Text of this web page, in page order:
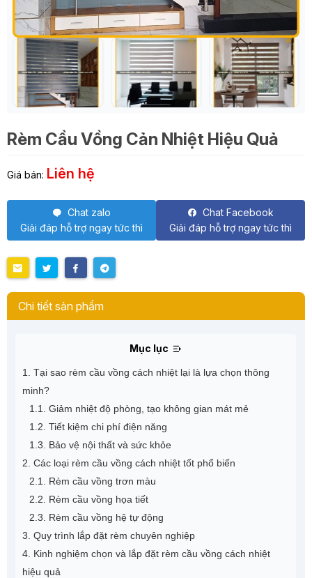
Rèm Cầu Vồng Cản Nhiệt Hiệu Quả
Giá bán: Liên hệ
Chat zalo
Giải đáp hỗ trợ ngay tức thì
Chat Facebook
Giải đáp hỗ trợ ngay tức thì
Chi tiết sản phẩm
Mục lục
1. Tại sao rèm cầu vồng cách nhiệt lại là lựa chọn thông
minh?
1.1. Giảm nhiệt độ phòng, tạo không gian mát mẻ
1.2. Tiết kiệm chi phí điện năng
1.3. Bảo vệ nội thất và sức khỏe
2. Các loại rèm cầu vồng cách nhiệt tốt phổ biến
2.1. Rèm cầu vồng trơn màu
2.2. Rèm cầu vồng họa tiết
2.3. Rèm cầu vồng hệ tự động
3. Quy trình lắp đặt rèm chuyên nghiệp
4. Kinh nghiệm chọn và lắp đặt rèm cầu vồng cách nhiệt
hiệu quả